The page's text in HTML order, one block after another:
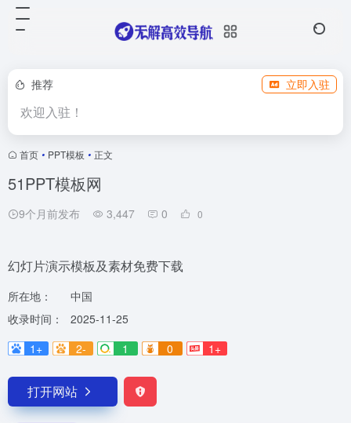
推荐 立即入驻
欢迎入驻！
首页 • PPT模板 • 正文
51PPT模板网
9个月前发布 3,447 0 0
幻灯片演示模板及素材免费下载
所在地：
中国
收录时间：
2025-11-25
1+
2- 1 0 1+
打开网站